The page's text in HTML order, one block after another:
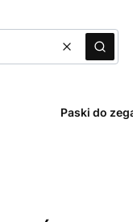
WyczyśćSzukaj
Paski do